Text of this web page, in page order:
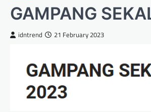
GAMPANG
idntrend 21 February 2023